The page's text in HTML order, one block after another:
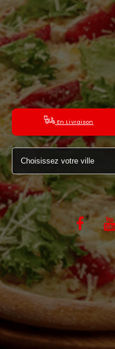
VOTRE COMPTE
NOTRE RESTAURANT
VOS AVIS
MENTIONS LÉGALES
C.G.V
En Livraison